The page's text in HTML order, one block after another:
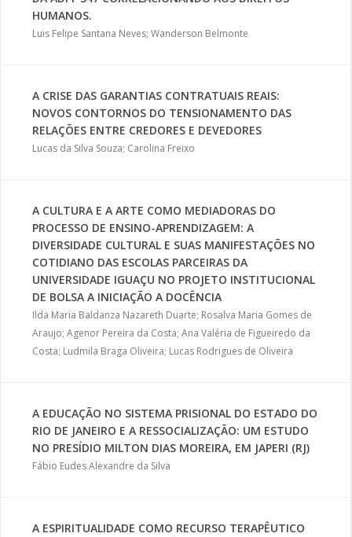
HUMANOS.
Luis Felipe Santana Neves; Wanderson Belmonte
A CRISE DAS GARANTIAS CONTRATUAIS REAIS:
NOVOS CONTORNOS DO TENSIONAMENTO DAS
RELAÇÕES ENTRE CREDORES E DEVEDORES
Lucas da Silva Souza; Carolina Freixo
A CULTURA E A ARTE COMO MEDIADORAS DO
PROCESSO DE ENSINO-APRENDIZAGEM: A
DIVERSIDADE CULTURAL E SUAS MANIFESTAÇÕES NO
COTIDIANO DAS ESCOLAS PARCEIRAS DA
UNIVERSIDADE IGUAÇU NO PROJETO INSTITUCIONAL
DE BOLSA A INICIAÇÃO A DOCÊNCIA
Ilda Maria Baldanza Nazareth Duarte; Rosalva Maria Gomes de
Araujo; Agenor Pereira da Costa; Ana Valéria de Figueiredo da
Costa; Ludmila Braga Oliveira; Lucas Rodrigues de Oliveira
A EDUCAÇÃO NO SISTEMA PRISIONAL DO ESTADO DO
RIO DE JANEIRO E A RESSOCIALIZAÇÃO: UM ESTUDO
NO PRESÍDIO MILTON DIAS MOREIRA, EM JAPERI (RJ)
Fábio Eudes Alexandre da Silva
A ESPIRITUALIDADE COMO RECURSO TERAPÊUTICO